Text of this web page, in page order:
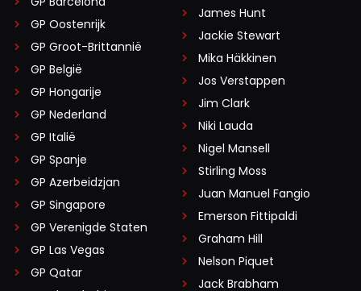
GP Oostenrijk
GP Groot-Brittannië
GP België
GP Hongarije
GP Nederland
GP Italië
GP Spanje
GP Azerbeidzjan
GP Singapore
GP Verenigde Staten
GP Las Vegas
GP Qatar
James Hunt
Jackie Stewart
Mika Häkkinen
Jos Verstappen
Jim Clark
Niki Lauda
Nigel Mansell
Stirling Moss
Juan Manuel Fangio
Emerson Fittipaldi
Graham Hill
Nelson Piquet
Jack Brabham